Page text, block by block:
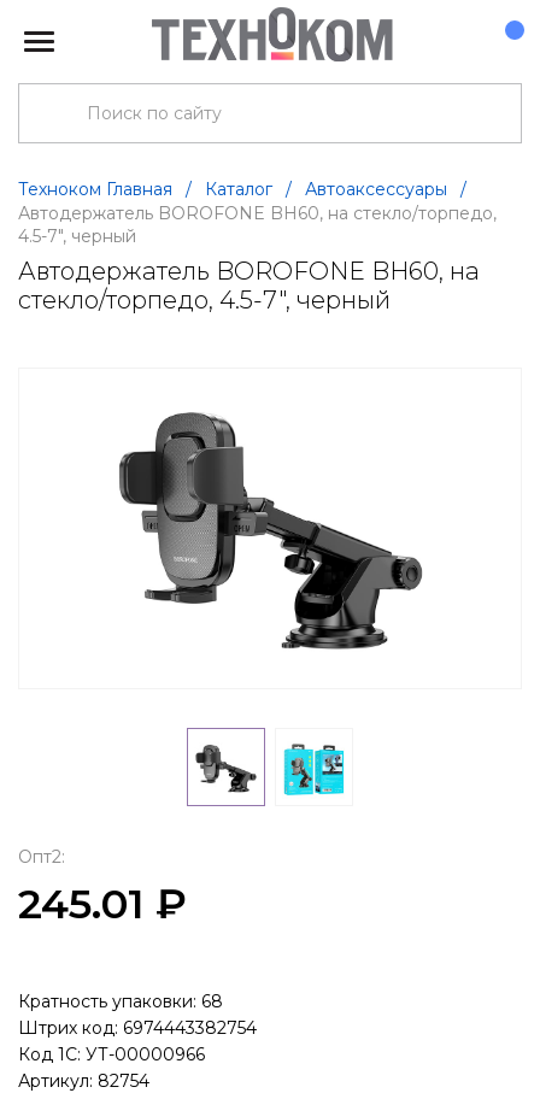
Техноком Главная / Каталог / Автоаксессуары
/
Автодержатель BOROFONE BH60, на стекло/торпедо,
4.5-7", черный
Автодержатель BOROFONE BH60, на
стекло/торпедо, 4.5-7", черный
Опт2:
245.01 ₽
Кратность упаковки: 68
Штрих код: 6974443382754
Код 1С: УТ-00000966
Артикул: 82754